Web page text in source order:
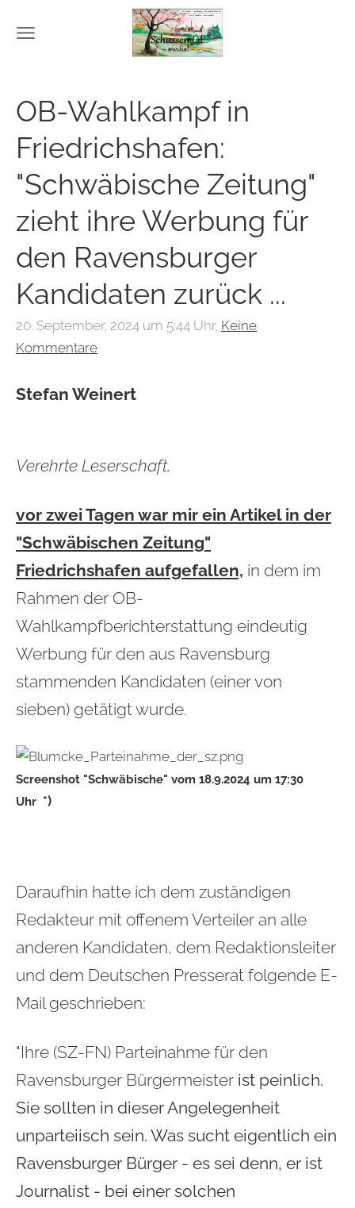
OB-Wahlkampf in
Friedrichshafen:
"Schwäbische Zeitung"
zieht ihre Werbung für
den Ravensburger
Kandidaten zurück ...
20. September, 2024 um 5:44 Uhr, Keine
Kommentare
Stefan Weinert
Verehrte Leserschaft,
vor zwei Tagen war mir ein Artikel in der
"Schwäbischen Zeitung"
Friedrichshafen aufgefallen, in dem im
Rahmen der OB-
Wahlkampfberichterstattung eindeutig
Werbung für den aus Ravensburg
stammenden Kandidaten (einer von
sieben) getätigt wurde.
Screenshot "Schwäbische" vom 18.9.2024 um 17:30
Uhr *)
Daraufhin hatte ich dem zuständigen
Redakteur mit offenem Verteiler an alle
anderen Kandidaten, dem Redaktionsleiter
und dem Deutschen Presserat folgende E-
Mail geschrieben:
"Ihre (SZ-FN) Parteinahme für den
Ravensburger Bürgermeister ist peinlich.
Sie sollten in dieser Angelegenheit
unparteiisch sein. Was sucht eigentlich ein
Ravensburger Bürger - es sei denn, er ist
Journalist - bei einer solchen